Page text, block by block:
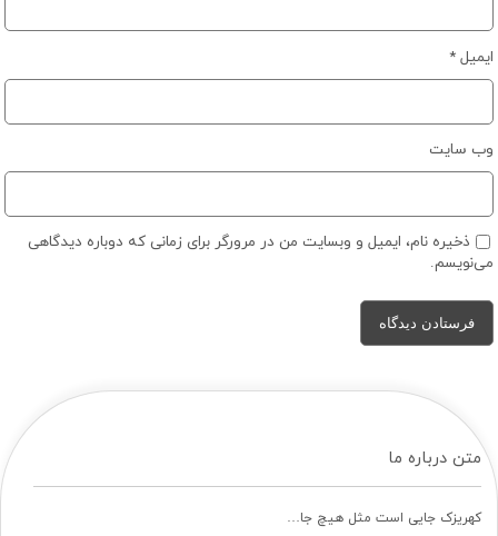
ایمیل*
وب‌ سایت
ذخیره نام، ایمیل و وبسایت من در مرورگر برای زمانی که دوباره دیدگاهی
می‌نویسم.
متن درباره ما
کهریزک جایی است مثل هیچ جا…